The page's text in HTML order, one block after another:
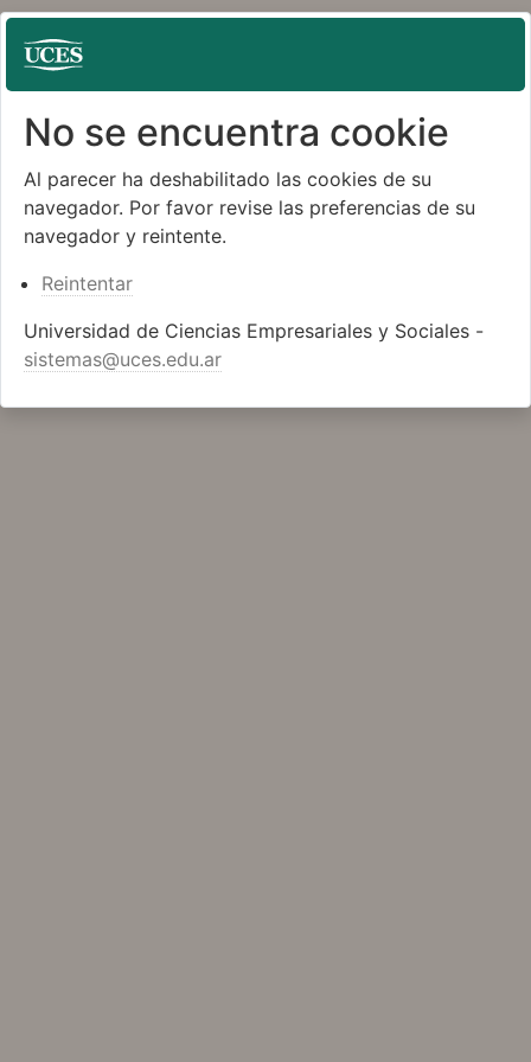
No se encuentra cookie
Al parecer ha deshabilitado las cookies de su
navegador. Por favor revise las preferencias de su
navegador y reintente.
Reintentar
Universidad de Ciencias Empresariales y Sociales -
sistemas@uces.edu.ar